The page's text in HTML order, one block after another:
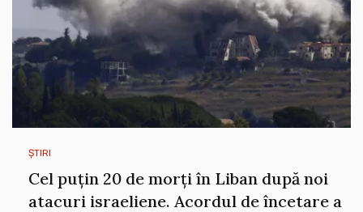
ȘTIRI
Cel puțin 20 de morți în Liban după noi
atacuri israeliene. Acordul de încetare a